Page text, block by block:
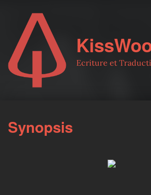
Ecriture et
Synopsis